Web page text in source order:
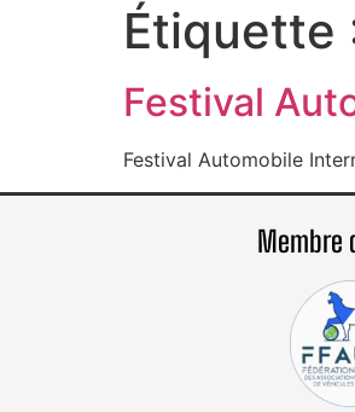
Étiquette
Festival
Festival Automobile
Membre